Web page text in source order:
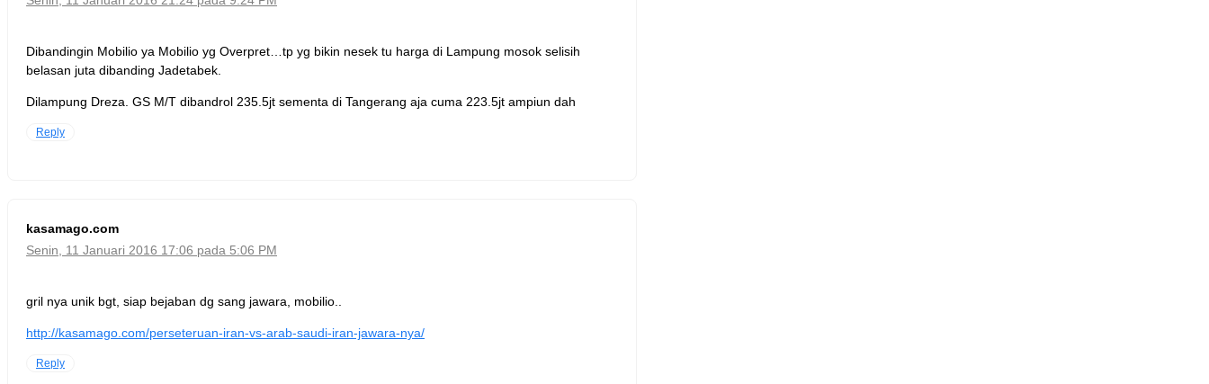
Dibandingin Mobilio ya Mobilio yg Overpret…tp yg bikin nesek tu harga di Lampung mosok selisih
belasan juta dibanding Jadetabek.
Dilampung Dreza. GS M/T dibandrol 235.5jt sementa di Tangerang aja cuma 223.5jt ampiun dah
Reply
kasamago.com
Senin, 11 Januari 2016 17:06 pada 5:06 PM
gril nya unik bgt, siap bejaban dg sang jawara, mobilio..
http://kasamago.com/perseteruan-iran-vs-arab-saudi-iran-jawara-nya/
Reply